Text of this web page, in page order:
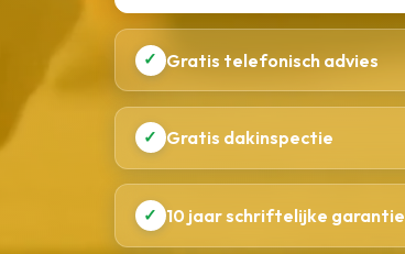
✓ Gratis telefonisch advies
✓ Gratis dakinspectie
✓ 10 jaar schriftelijke garantie